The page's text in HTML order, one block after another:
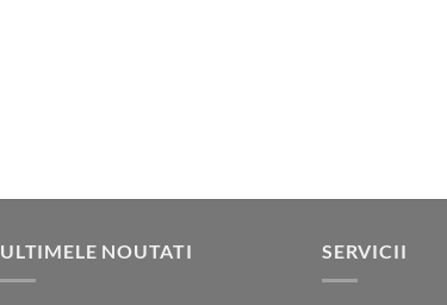
ULTIMELE NOUTATI SERVICII